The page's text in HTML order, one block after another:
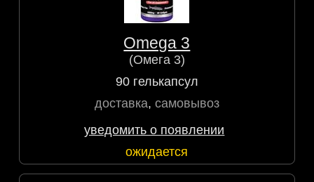
Omega 3
(Омега 3)
90 гелькапсул
доставка, самовывоз
уведомить о появлении
ожидается